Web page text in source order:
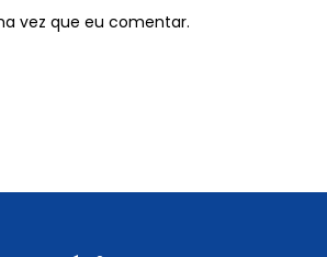
vez que eu comentar.